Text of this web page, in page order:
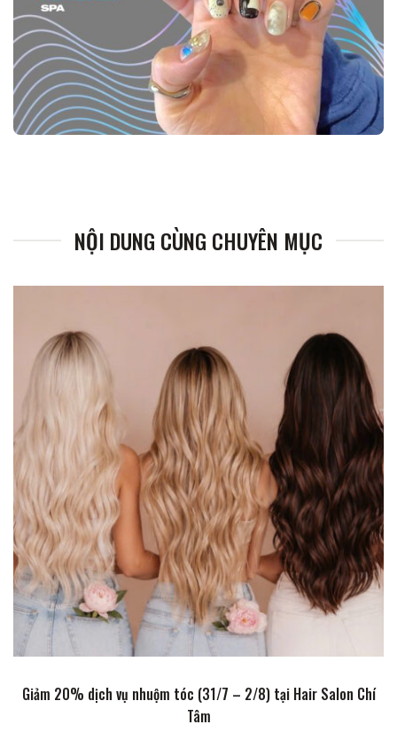
NỘI DUNG CÙNG CHUYÊN MỤC
Giảm 20% dịch vụ nhuộm tóc (31/7 – 2/8) tại Hair Salon Chí
Tâm